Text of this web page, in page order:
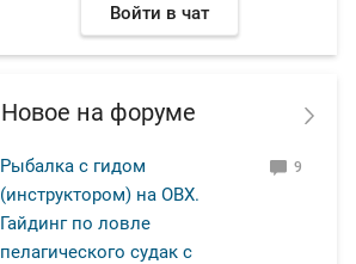
Войти в чат
Новое на форуме
Рыбалка с гидом
(инструктором) на ОВХ.
Гайдинг по ловле
пелагического судак с
9